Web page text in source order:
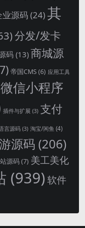
业源码 (24)其
分发/发卡
码 (13) 商城源
帝国CMS(6) 应用工具
微信小程序
插件与扩展 (3) 支付
言源码 (3) 淘宝/闲鱼 (4)
源码 (206)
源码(7) 美工美化
(939)软件